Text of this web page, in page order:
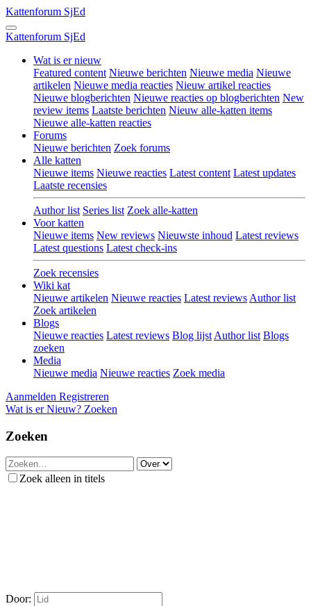
Kattenforum SjEd
Kattenforum SjEd
Wat is er nieuw
Featured content Nieuwe berichten Nieuwe media Nieuwe
artikelen Nieuwe media reacties Nieuw artikel reacties
Nieuwe blogberichten Nieuwe reacties op blogberichten New
review items Laatste berichten Nieuw alle-katten items
Nieuwe alle-katten reacties
Forums
Nieuwe berichten Zoek forums
Alle katten
Nieuwe items Nieuwe reacties Latest content Latest updates
Laatste recensies
Author list Series list Zoek alle-katten
Voor katten
Nieuwe items New reviews Nieuwste inhoud Latest reviews
Latest questions Latest check-ins
Zoek recensies
Wiki kat
Nieuwe artikelen Nieuwe reacties Latest reviews Author list
Zoek artikelen
Blogs
Nieuwe reacties Latest reviews Blog lijst Author list Blogs
zoeken
Media
Nieuwe media Nieuwe reacties Zoek media
Aanmelden Registreren
Wat is er Nieuw? Zoeken
Zoeken
Zoek alleen in titels
Door: